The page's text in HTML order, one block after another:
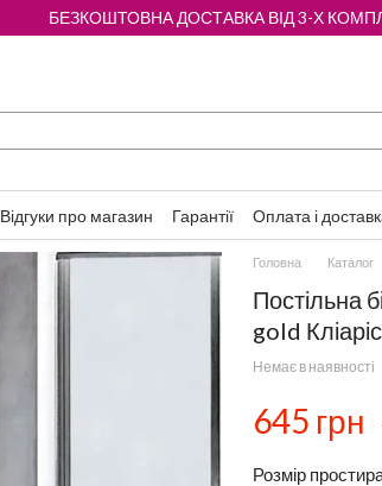
БЕЗКОШТОВНА ДОСТАВКА ВІД 3-Х
Відгуки про магазин Гарантії Оплата і
Головна Каталог
Постільна
gold
Немає в наявності
645 грн
Розмір